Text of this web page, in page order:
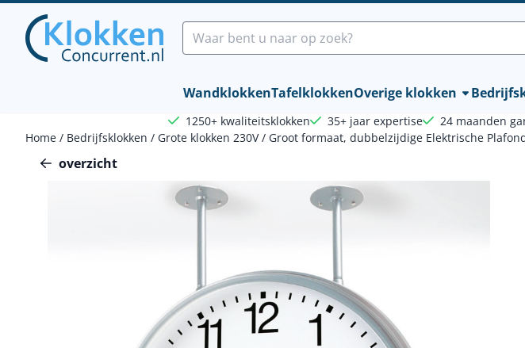
Cookievoorkeuren zijn beschikbaar. Kies instellingen of sta alle cookies toe.
Zoeken
WandklokkenTafelklokkenOverige klokken
1250+ kwaliteitsklokken 35+ jaar expertise 24 maanden
Home / Bedrijfsklokken / Grote klokken 230V / Groot formaat, dubbelzijdige Elektrische
overzicht